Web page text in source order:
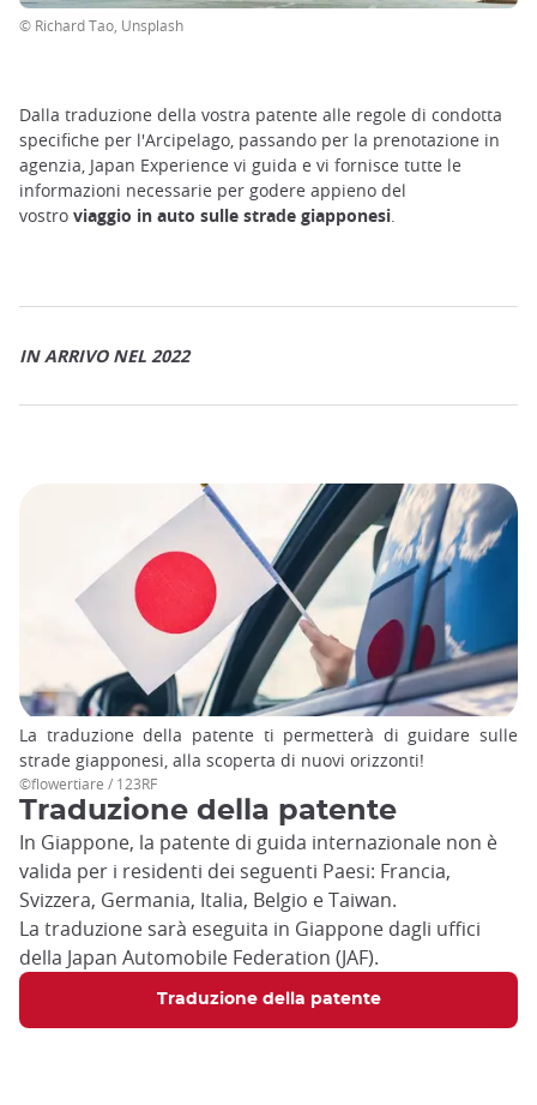
© Richard Tao, Unsplash
Dalla traduzione della vostra patente alle regole di condotta
specifiche per l'Arcipelago, passando per la prenotazione in
agenzia, Japan Experience vi guida e vi fornisce tutte le
informazioni necessarie per godere appieno del
vostro viaggio in auto sulle strade giapponesi
IN ARRIVO NEL 2022
Traduzione della patente
In Giappone, la patente di guida internazionale non è
valida per i residenti dei seguenti Paesi: Francia,
Svizzera, Germania, Italia, Belgio e Taiwan.
La traduzione sarà eseguita in Giappone dagli uffici
della Japan Automobile Federation (JAF).
Traduzione della patente
La traduzione della patente ti permetterà di guidare sulle
strade giapponesi, alla scoperta di nuovi orizzonti!
©flowertiare / 123RF
after